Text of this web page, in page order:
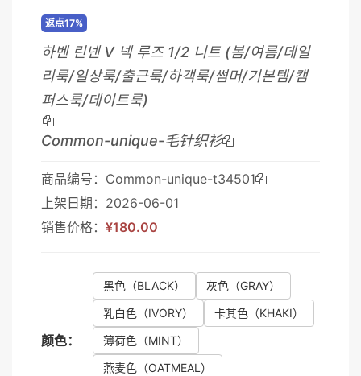
返点17%
하벤 린넨 V 넥 루즈 1/2 니트 (봄/여름/데일
리룩/일상룩/출근룩/하객룩/썸머/기본템/캠
퍼스룩/데이트룩)
Common-unique-毛针织衫
商品编号：Common-unique-t34501
上架日期：2026-06-01
销售价格： ¥180.00
颜色：
黑色 （BLACK） 灰色 （GRAY）
乳白色 （IVORY） 卡其色 （KHAKI）
薄荷色 （MINT）
燕麦色 （OATMEAL）